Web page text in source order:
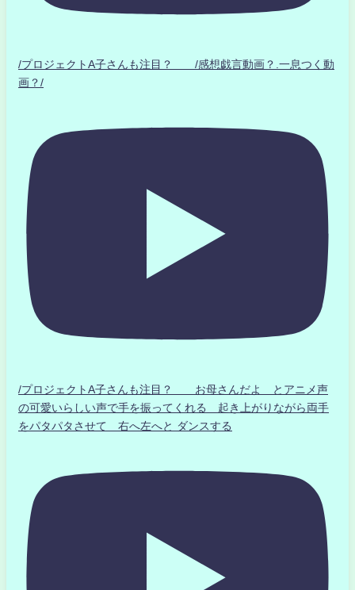
/プロジェクトA子さんも注目？ /感想戯言動画？.一息つく動
画？/
/プロジェクトA子さんも注目？ お母さんだよ とアニメ声
の可愛いらしい声で手を振ってくれる 起き上がりながら両手
をパタパタさせて 右へ左へと ダンスする